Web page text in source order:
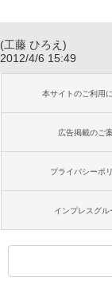
(工藤 ひろえ)
2012/4/6 15:49
本サイトのご利用
広告掲載のご
プライバシーポ
インプレスグル